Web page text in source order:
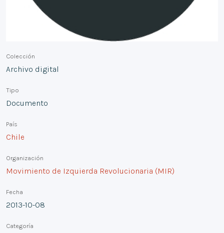
Colección
Archivo digital
Tipo
Documento
País
Chile
Organización
Movimiento de Izquierda Revolucionaria (MIR)
Fecha
2013-10-08
Categoría